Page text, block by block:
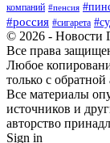
компаний #пенсия
#россия #сигарета
© 2026 - Новости
Все права
Любое
только с
Все материалы
источников и
авторство
Sign in